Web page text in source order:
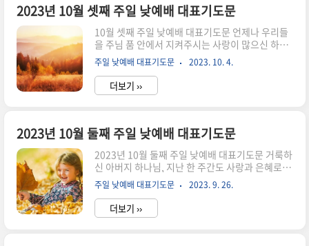
주시옵소서. 한 주간도 은혜 가운데 붙들어 주시고,
위험과 사고, 질병으로부터 지켜주심에 감사드립
니다. 세상 속에서 살면서 하나님의 세심한 손길을
경험하게 하시고, 모든 것이 합력하여 선을 이루어
가는 것을 보게 하시니 감사드립니다. 은혜를 경험
하면서도 때때로 하나님의 말씀에 온전히 순종하지
못했음을 회개합니다. 빛과..
2023년 10월 셋째 주일 낮예배 대표기도문
10월 셋째 주일 낮예배 대표기도문 언제나 우리들
을 주님 품 안에서 지켜주시는 사랑이 많으신 하나
님 아버지. 지난 한 주간도 저희들을 지켜 보호하여
주시고, 이 시간 거룩한 예배의 자리로 불러주셔서
예배드리게 하시니 감사합니다. 사랑의 하나님 아
버지. 지난 한 주간도 믿음과 말씀과 기도의 생활이
오니 용서하여 주시옵소서. 이 시간, 우리들의 마음
에 은혜를 주셔서, 십자가에서 죽기까지 우리를 사
랑하신 주님의 사랑을 깨닫고, 우리의 마음이 새롭
게 변화되어 예배가 나의 삶의 우선순위가 되게 하
여 주옵소서. 거룩하신 하나님 아버지. 오늘은 가을
전도잔치가 있는 날입니다. 온 성도들이 열심을 내
어 그동안 가장 사랑하고 ..
주일 낮예배 대표기도문 2023. 10. 4.
더보기 ››
2023년 10월 둘째 주일 낮예배 대표기도문
2023년 10월 둘째 주일 낮예배 대표기도문 거룩하
신 아버지 하나님, 지난 한 주간도 사랑과 은혜로 우
리를 보호하시고, 주일을 성별하여 예배의 자리로
불러주심을 감사드립니다. 한글날을 맞이하여 우
리나라에 한글을 주신 하나님께 감사하며, 우리 말
로 올려드리는 예배로 찬송과 존귀와 영광을 받아
주일 낮예배 대표기도문 2023. 9. 26.
더보기 ››